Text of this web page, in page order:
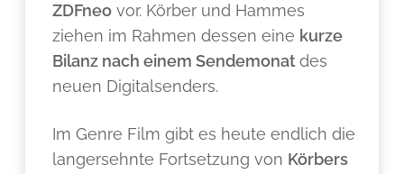
ZDFneo vor. Körber und Hammes
ziehen im Rahmen dessen eine kurze
Bilanz nach einem Sendemonatdes
neuen Digitalsenders.
Im Genre Film gibt es heute endlich die
langersehnte Fortsetzung von Körbers